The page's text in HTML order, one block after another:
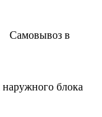
Самовывоз в
блока